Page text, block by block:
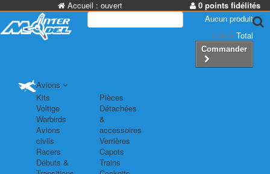
Accueil : ouvert
0 points fidélités
Aucun produit
0,00 € Total
Commander
Avions
Kits
Voltige
Warbirds
Avions
civils
Racers
Débuts &
Pièces
Détachées
&
accessoires
Verrières
Capots
Trains